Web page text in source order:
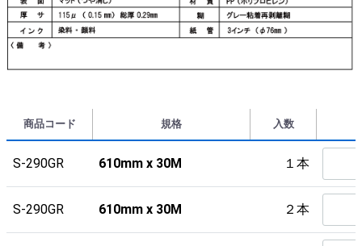
商品コード 規格 入数
S-290GR 610mm x 30M １本
S-290GR 610mm x 30M ２本